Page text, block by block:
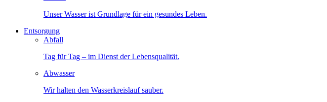
Unser Wasser ist Grundlage für ein gesundes Leben.
Entsorgung
Abfall
Tag für Tag – im Dienst der Lebensqualität.
Abwasser
Wir halten den Wasserkreislauf sauber.